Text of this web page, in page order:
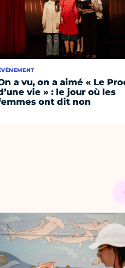
a vu, on a aimé « Le
vie » : le jour où les
ont dit non